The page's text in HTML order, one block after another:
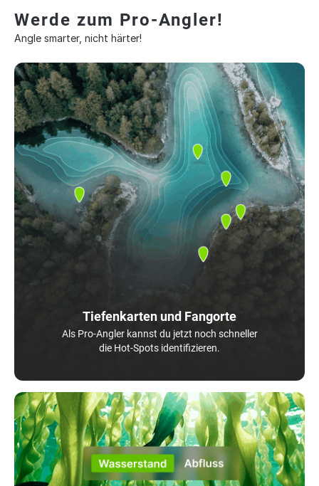
Werde zum Pro-Angler!
Angle smarter, nicht härter!
Tiefenkarten und Fangorte
Als Pro-Angler kannst du jetzt noch schneller
die Hot-Spots identifizieren.